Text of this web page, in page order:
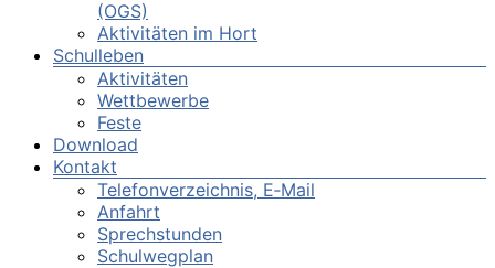
(OGS)
Aktivitäten im Hort
Schulleben
Aktivitäten
Wettbewerbe
Feste
Download
Kontakt
Telefonverzeichnis, E‑Mail
Anfahrt
Sprechstunden
Schulwegplan